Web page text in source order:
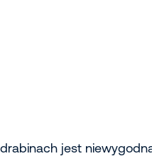
jest